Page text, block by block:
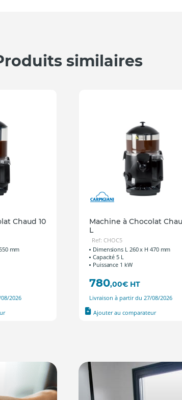
similaires
Chaud 10
mm
2026
Machine à Chocolat
L
Ref: CHOC5
Dimensions L 260 x H 470 mm
Capacité 5 L
Puissance 1 kW
780,00€ HT
Livraison à partir du 27/08/2026
Ajouter au comparateur